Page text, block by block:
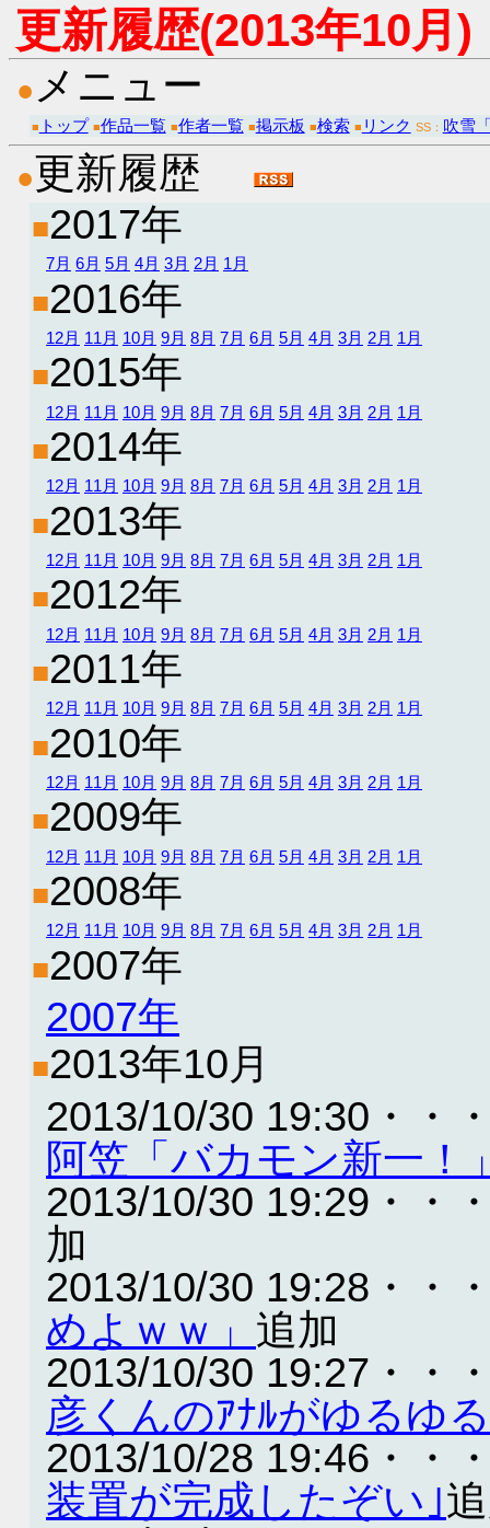
更新履歴(2013年10月)
● メニュー
■ トップ ■作品一覧 ■作者一覧 ■掲示板 ■検索 ■ リンク SS： 吹雪
●更新履歴
■2017年
7月 6月 5月 4月 3月 2月 1月
■2016年
12月 11月 10月 9月 8月 7月 6月 5月 4月 3月 2月 1月
■2015年
12月 11月 10月 9月 8月 7月 6月 5月 4月 3月 2月 1月
■2014年
12月 11月 10月 9月 8月 7月 6月 5月 4月 3月 2月 1月
■2013年
12月 11月 10月 9月 8月 7月 6月 5月 4月 3月 2月 1月
■2012年
12月 11月 10月 9月 8月 7月 6月 5月 4月 3月 2月 1月
■2011年
12月 11月 10月 9月 8月 7月 6月 5月 4月 3月 2月 1月
■2010年
12月 11月 10月 9月 8月 7月 6月 5月 4月 3月 2月 1月
■2009年
12月 11月 10月 9月 8月 7月 6月 5月 4月 3月 2月 1月
■2008年
12月 11月 10月 9月 8月 7月 6月 5月 4月 3月 2月 1月
■2007年
2007年
■2013年10月
2013/10/30 19:30・・
阿笠「バカモン新一！
2013/10/30 19:29・・
加
2013/10/30 19:28・・
めよｗｗ」 追加
2013/10/30 19:27・・
彦くんのｱﾅﾙがゆるゆ
2013/10/28 19:46・・
装置が完成したぞい｣